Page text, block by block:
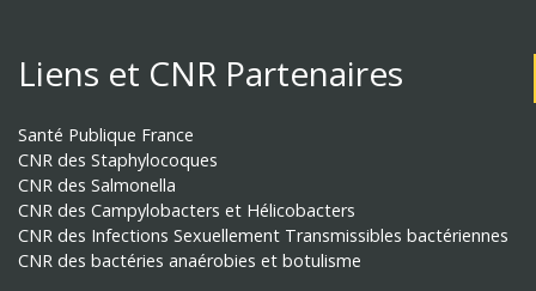
Liens et CNR Partenaires
Santé Publique France
CNR des Staphylocoques
CNR des Salmonella
CNR des Campylobacters et Hélicobacters
CNR des Infections Sexuellement Transmissibles bactériennes
CNR des bactéries anaérobies et botulisme